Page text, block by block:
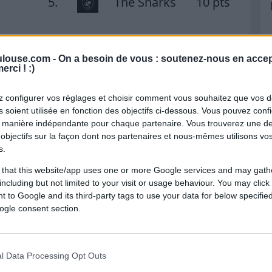
- On a besoin de vous : soutenez-nous en
! :)
configurer vos réglages et choisir comment vous souhaitez que vos
soient utilisée en fonction des objectifs ci-dessous. Vous pouvez
indépendante pour chaque partenaire. Vous trouverez une
sur la façon dont nos partenaires et nous-mêmes utilisons
that this website/app uses one or more Google services and may
but not limited to your visit or usage behaviour. You may
to Google and its third-party tags to use your data for below
consent section.
Data Processing Opt Outs
2026
77-7 Sale Sharks
38-15 Sale Sharks
Janv. 2023
5-27 Toulouse